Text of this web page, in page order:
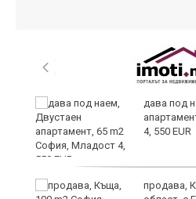
дава под
4, 550 EUR
продава,